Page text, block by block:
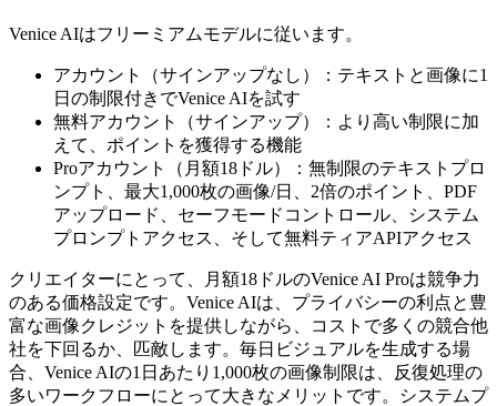
Venice AIはフリーミアムモデルに従います。
アカウント（サインアップなし）：テキストと画像に1
日の制限付きでVenice AIを試す
無料アカウント（サインアップ）：より高い制限に加
えて、ポイントを獲得する機能
Proアカウント（月額18ドル）：無制限のテキストプロ
ンプト、最大1,000枚の画像/日、2倍のポイント、PDF
アップロード、セーフモードコントロール、システム
プロンプトアクセス、そして無料ティアAPIアクセス
クリエイターにとって、月額18ドルのVenice AI Proは競争力
のある価格設定です。Venice AIは、プライバシーの利点と豊
富な画像クレジットを提供しながら、コストで多くの競合他
社を下回るか、匹敵します。毎日ビジュアルを生成する場
合、Venice AIの1日あたり1,000枚の画像制限は、反復処理の
多いワークフローにとって大きなメリットです。システムプ